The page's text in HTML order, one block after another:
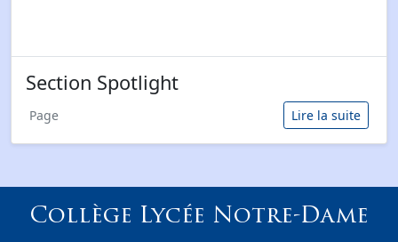
Section Spotlight
Page Lire la suite
Collège Lycée Notre-Dame